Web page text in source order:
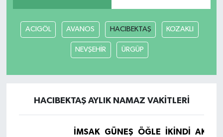
ACIGÖL AVANOS HACIBEKTAŞ KOZAKLI
NEVŞEHİR ÜRGÜP
HACIBEKTAŞ AYLIK NAMAZ VAKITLERI
İMSAK GÜNEŞ ÖĞLE İKINDI
Akhisar Emlak
Etiketler